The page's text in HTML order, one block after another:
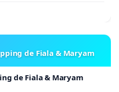
de Fiala & Maryam
de Fiala & Maryam